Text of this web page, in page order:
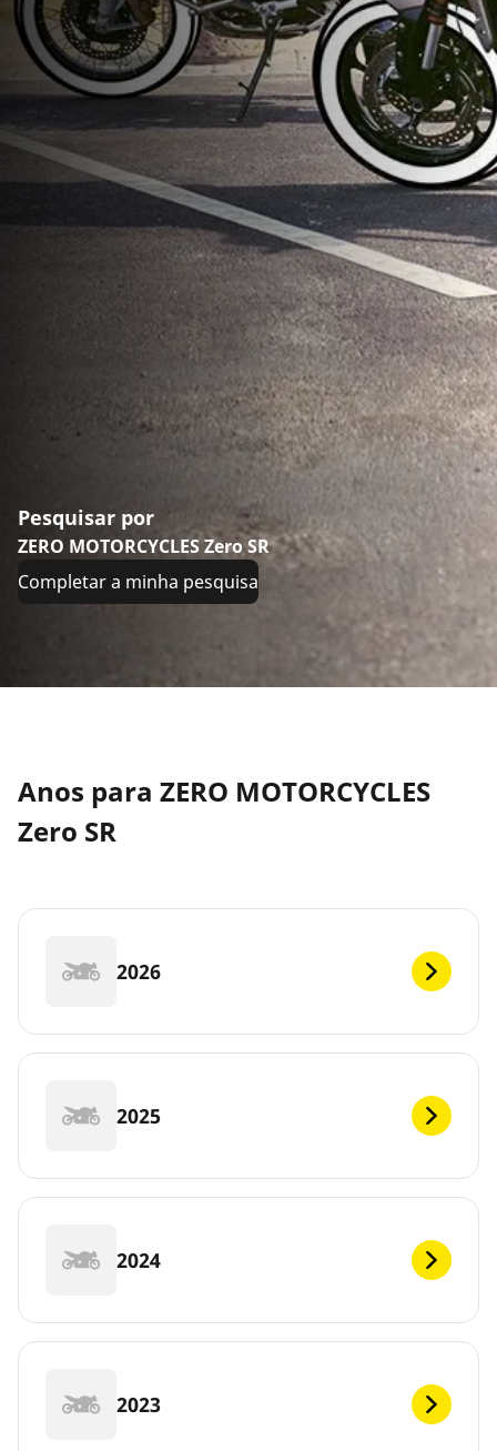
Pesquisar por
ZERO MOTORCYCLES Zero SR
Completar a minha pesquisa
Anos para ZERO MOTORCYCLES
Zero SR
2026
2025
2024
2023